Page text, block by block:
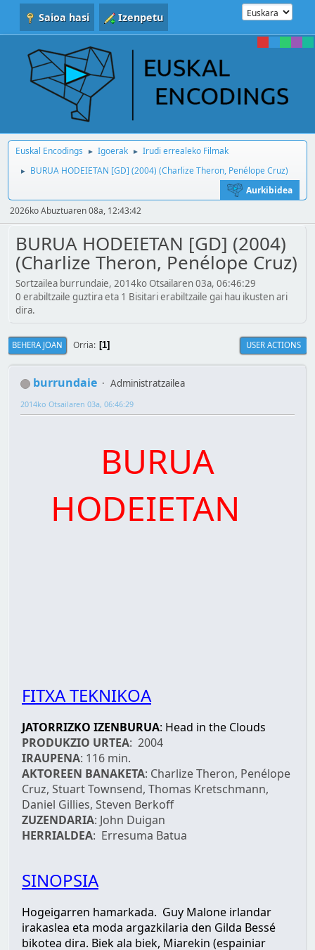
Saioa hasi Izenpetu
Euskal Encodings ► Igoerak ► Irudi errealeko Filmak
►
BURUA HODEIETAN [GD] (2004) (Charlize Theron, Penélope Cruz)
Aurkibidea
2026ko Abuztuaren 08a, 12:43:42
BURUA HODEIETAN [GD] (2004)
(Charlize Theron, Penélope Cruz)
Sortzailea burrundaie, 2014ko Otsailaren 03a, 06:46:29
0 erabiltzaile guztira eta 1 Bisitari erabiltzaile gai hau ikusten ari
dira.
BEHERA JOAN Orria 1 USER ACTIONS
burrundaie Administratzailea
2014ko Otsailaren 03a, 06:46:29
BURUA
HODEIETAN
FITXA TEKNIKOA
JATORRIZKO IZENBURUA: Head in the Clouds
PRODUKZIO URTEA: 2004
IRAUPENA: 116 min.
AKTOREEN BANAKETA: Charlize Theron, Penélope
Cruz, Stuart Townsend, Thomas Kretschmann,
Daniel Gillies, Steven Berkoff
ZUZENDARIA: John Duigan
HERRIALDEA: Erresuma Batua
SINOPSIA
Hogeigarren hamarkada. Guy Malone irlandar
irakaslea eta moda argazkilaria den Gilda Bessé
bikotea dira. Biek ala biek, Miarekin (espainiar